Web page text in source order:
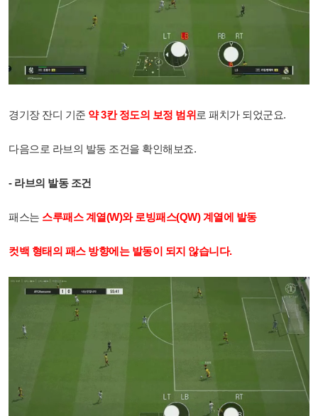
경기장 잔디 기준 약 3칸 정도의 보정 범위로 패치가 되었군요.
다음으로 라브의 발동 조건을 확인해보죠.
- 라브의 발동 조건
패스는 스루패스 계열(W)와 로빙패스(QW) 계열에 발동
컷백 형태의 패스 방향에는 발동이 되지 않습니다.